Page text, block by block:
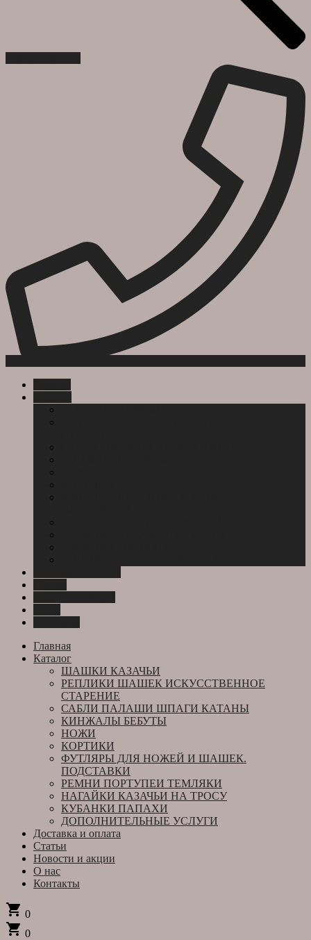
Главная
Каталог
ШАШКИ КАЗАЧЬИ
РЕПЛИКИ ШАШЕК ИСКУССТВЕННОЕ
СТАРЕНИЕ
САБЛИ ПАЛАШИ ШПАГИ КАТАНЫ
КИНЖАЛЫ БЕБУТЫ
НОЖИ
КОРТИКИ
ФУТЛЯРЫ ДЛЯ НОЖЕЙ И ШАШЕК.
ПОДСТАВКИ
РЕМНИ ПОРТУПЕИ ТЕМЛЯКИ
НАГАЙКИ КАЗАЧЬИ НА ТРОСУ
КУБАНКИ ПАПАХИ
ДОПОЛНИТЕЛЬНЫЕ УСЛУГИ
Доставка и оплата
Статьи
Новости и акции
О нас
Контакты
shopping_cart 0
shopping_cart 0